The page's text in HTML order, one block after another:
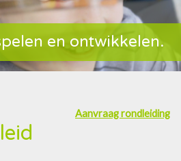
en ontwikkelen.
Aanvraag rondleiding